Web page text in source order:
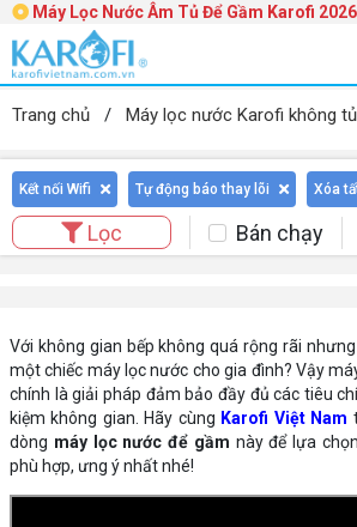
Máy Lọc Nước Âm Tủ Để Gầm Karofi
Trang chủ / Máy lọc nước Karofi không
Kết nối Wifi Tự động báo thay lõi Xóa
Lọc Bán chạy
Với không gian bếp không quá rộng rãi
một chiếc máy lọc nước cho gia đình? Vậy
chính là giải pháp đảm bảo đầy đủ các tiêu
kiệm không gian. Hãy cùng Karofi Việt Nam
dòng máy lọc nước để gầm này để lựa
phù hợp, ưng ý nhất nhé!